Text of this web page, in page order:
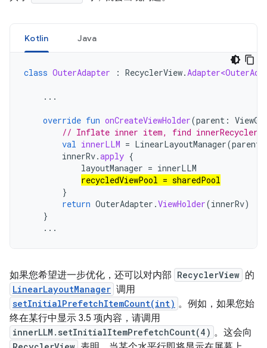
Kotlin Java
class OuterAdapter : RecyclerView.
...
override fun onCreateViewHolder(parent :
// Inflate inner item, find
val innerLLM = LinearLayoutManager(parent
innerRv.apply {
layoutManager = innerLLM
recycledViewPool = sharedPool
}
return OuterAdapter .ViewHolder(innerRv)
}
...
如果您希望进一步优化，还可以对内部 RecyclerView 的
LinearLayoutManager 调用
setInitialPrefetchItemCount(int) 。例如，如果您始
终在某行中显示 3.5 项内容，请调用
innerLLM.setInitialItemPrefetchCount(4) 。这会向